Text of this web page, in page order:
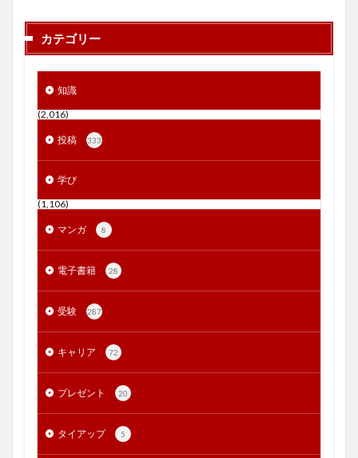
カテゴリー
知識
(2,016)
投稿 333
学び
(1,106)
マンガ 8
電子書籍 28
受験 287
キャリア 72
プレゼント 20
タイアップ 5